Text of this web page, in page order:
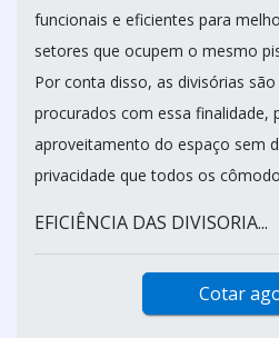
funcionais e eficientes para
setores que ocupem o mesmo
Por conta disso, as divisórias
procurados com essa finalidade,
aproveitamento do espaço sem
privacidade que todos os
EFICIÊNCIA DAS DIVISORIA...
Cotar